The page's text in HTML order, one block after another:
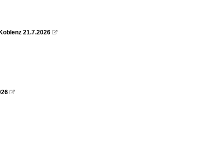
21.7.2026 
